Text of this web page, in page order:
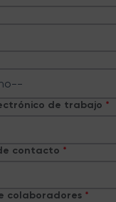
de trabajo
contacto
colaboradores